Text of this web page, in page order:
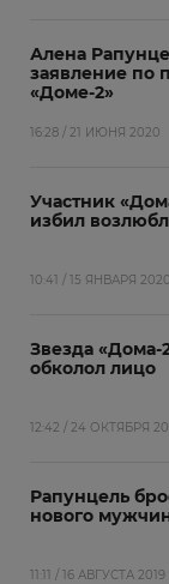
Алена
заявление по
«Доме-2»
16:28 / 21 ИЮНЯ 2020
Участник
избил
10:41 / 15 ЯНВАРЯ 2020
Звезда «Дома-
обколол лицо
12:42 / 24 ОКТЯБРЯ
Рапунцель
нового
11:11 / 16 АВГУСТА 2019